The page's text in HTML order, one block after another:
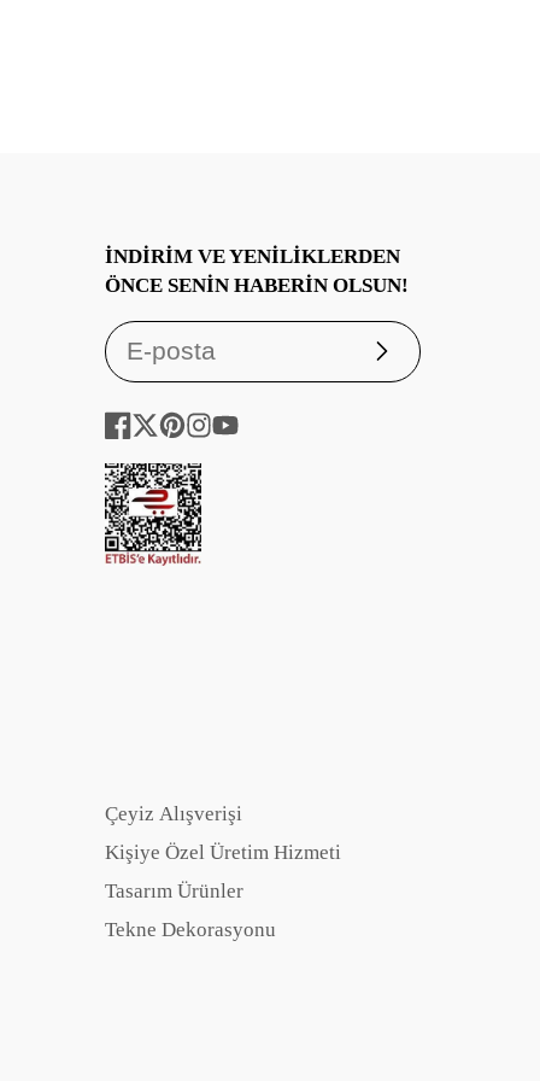
İNDIRIM VE YENILIKLERDEN
ÖNCE SENIN HABERIN OLSUN!
Abone
Çeyiz Alışverişi
Kişiye Özel Üretim Hizmeti
Tasarım Ürünler
Tekne Dekorasyonu